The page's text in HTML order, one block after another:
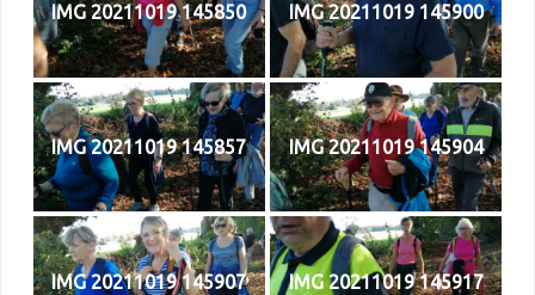
IMG 20211019 145850 IMG 20211019 145900
IMG 20211019 145857 IMG 20211019 145904
IMG 20211019 145907 IMG 20211019 145917